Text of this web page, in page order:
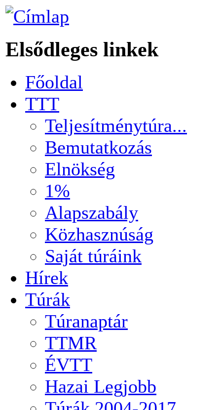
Elsődleges linkek
Főoldal
TTT
Teljesítménytúra...
Bemutatkozás
Elnökség
1%
Alapszabály
Közhasznúság
Saját túráink
Hírek
Túrák
Túranaptár
TTMR
ÉVTT
Hazai Legjobb